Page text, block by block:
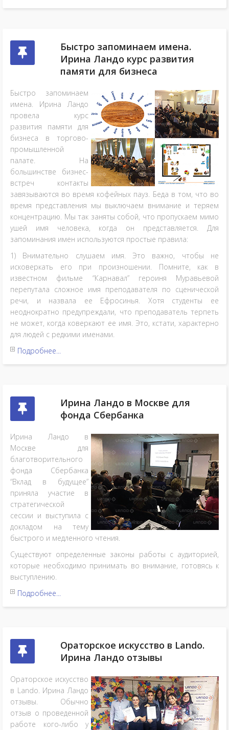
Быстро запоминаем имена.
Ирина Ландо курс развития
памяти для бизнеса
Быстро запоминаем
имена. Ирина Ландо
провела курс
развития памяти для
бизнеса в торгово-
промышленной
палате. На
большинстве бизнес-
встреч контакты
завязываются во время кофейных пауз. Беда в том, что во
время представления мы выключаем внимание и теряем
концентрацию. Мы так заняты собой, что пропускаем мимо
ушей имя человека, когда он представляется. Для
запоминания имен используются простые правила:
1) Внимательно слушаем имя. Это важно, чтобы не
исковеркать его при произношении. Помните, как в
известном фильме “Карнавал” героиня Муравьевой
перепутала сложное имя преподавателя по сценической
речи, и назвала ее Ефросинья. Хотя студенты ее
неоднократно предупреждали, что преподаватель терпеть
не может, когда коверкают ее имя. Это, кстати, характерно
для людей с редкими именами.
Подробнее...
Ирина Ландо в Москве для
фонда Сбербанка
Ирина Ландо в
Москве для
благотворительного
фонда Сбербанка
“Вклад в будущее”
приняла участие в
стратегической
сессии и выступила с
докладом на тему
быстрого и медленного чтения.
Существуют определенные законы работы с аудиторией,
которые необходимо принимать во внимание, готовясь к
выступлению.
Подробнее...
Ораторское искусство в Lando.
Ирина Ландо отзывы
Ораторское искусство
в Lando. Ирина Ландо
отзывы. Обычно
отзыв о проведенной
работе кого-либо у